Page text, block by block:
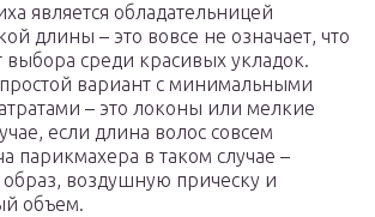
является обладательницей
длины – это вовсе не означает, что
выбора среди красивых укладок.
вариант с минимальными
– это локоны или мелкие
если длина волос совсем
парикмахера в таком случае –
образ, воздушную прическу и
объем.